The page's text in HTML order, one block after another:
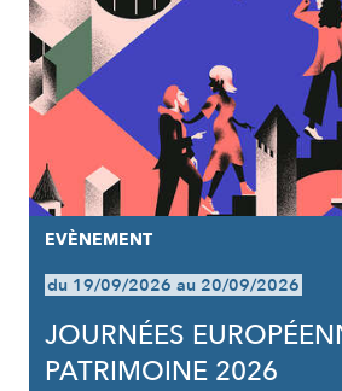
EVÈNEMENT
du 19/09/2026 au 20/09/2026
JOURNÉES
PATRIMOINE 2026